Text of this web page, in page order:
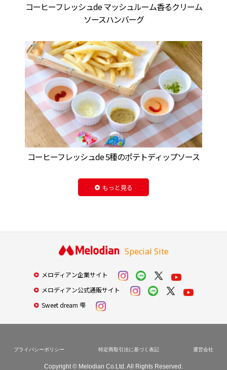
コーヒーフレッシュde マッシュルーム香るクリーム
ソースハンバーグ
コーヒーフレッシュde 5種のポテトディップソース
もっと見る
Special Site
メロディアン企業サイト
メロディアン公式通販サイト
Sweet dream 雫
Copyright © Melodian Co.Ltd. All Rights Reserved.
プライバシーポリシー 特定商取引法に基づく表記 運営会社